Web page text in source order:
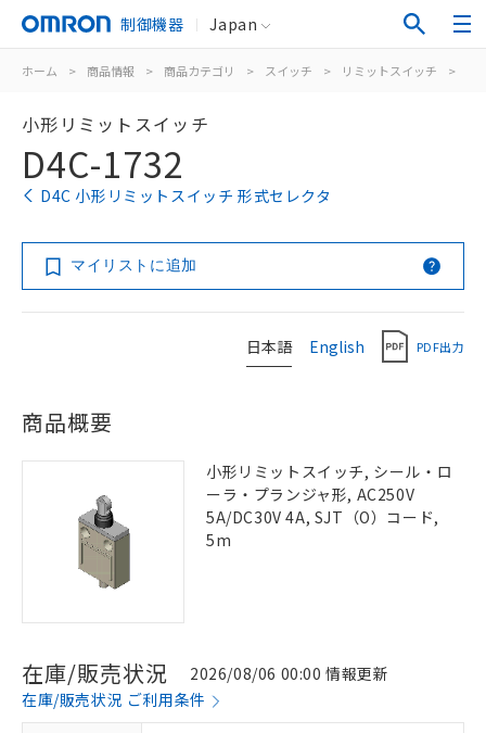
制御機器 Japan
ホーム > 商品情報 > 商品カテゴリ > スイッチ > リミットスイッチ >
小形リミットスイッチ
D4C-1732
D4C 小形リミットスイッチ 形式セレクタ
マイリストに追加
日本語 English PDF出力
商品概要
小形リミットスイッチ, シール・ロ
ーラ・プランジャ形, AC250V
5A/DC30V 4A, SJT（O）コード,
5m
在庫/販売状況
2026/08/06 00:00 情報更新
在庫/販売状況 ご利用条件